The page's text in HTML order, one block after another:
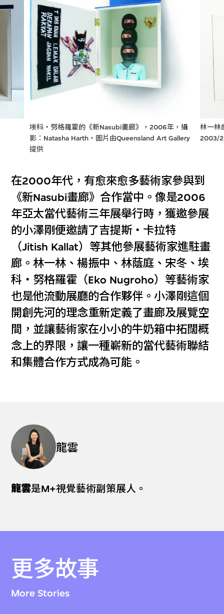
埃科‧努格羅霍的《新Nasubi畫廊》，2006年，攝
影：Natasha Harth，圖片由Queensland Art Gallery
提供
林一林
2003/
在2000年代，有愈來愈多藝術家參與到
《新Nasubi畫廊》合作當中。像是2006
年亞太當代藝術三年展舉行時，獲邀參展
的小澤剛便邀請了吉提斯‧卡拉特
（Jitish Kallat）等其他參展藝術家進駐畫
廊。林一林、楊振中、林蔭庭、宋冬、埃
科‧努格羅霍（Eko Nugroho）等藝術家
也是他流動展廳的合作夥伴。小澤剛這個
開創先河的理念重新定義了畫廊及展覽空
間，並讓藝術家在小小的牛奶箱中拓闊概
念上的界限，讓一種嶄新的當代藝術聯結
和集體合作方式成為可能。
龍雲
龍雲是M+視覺藝術副策展人。
更多故事
More Stories